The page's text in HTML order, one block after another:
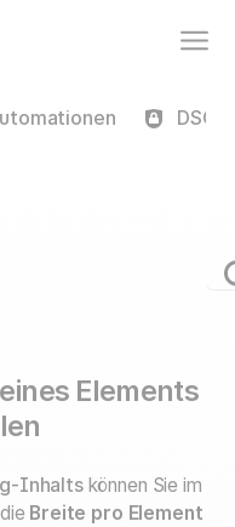
Elements
Inhaltskönnen Sie im
Breite pro Element